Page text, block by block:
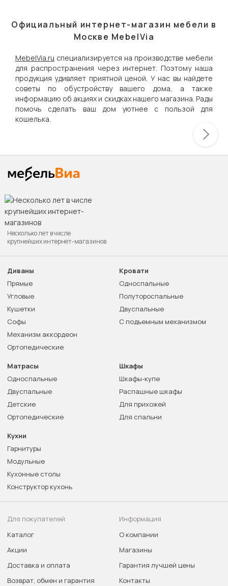
Официальный интернет-магазин мебели в
Москве MebelVia
MebelVia.ru специализируется на производстве мебели
для распространения через интернет. Поэтому наша
продукция удивляет приятной ценой. У нас вы найдете
советы по обустройству вашего дома, а также
информацию об акциях и скидках нашего магазина. Рады
помочь сделать ваш дом уютнее с пользой для
кошелька.
Несколько лет в числе
крупнейших интернет-магазинов
Диваны
Прямые
Угловые
Кушетки
Софы
Механизм аккордеон
Ортопедические
Кровати
Односпальные
Полутороспальные
Двуспальные
С подъемным механизмом
Матрасы
Односпальные
Двуспальные
Детские
Ортопедические
Шкафы
Шкафы-купе
Распашные шкафы
Для прихожей
Для спальни
Кухни
Гарнитуры
Модульные
Кухонные столы
Конструктор кухонь
Для покупателей
Каталог
Акции
Доставка и оплата
Возврат, обмен и гарантия
Информация
О компании
Магазины
Гарантия лучшей цены
Контакты